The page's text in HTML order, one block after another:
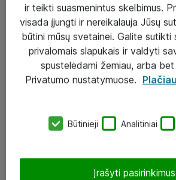
Sprendimai
Įgyvendinti projektai
Atea ekspertų patarimai verslui
eShop@atea.lt
ir teikti suasmenintus skelbimus.
visada įjungti ir nereikalauja Jūsų
būtini mūsų svetainei. Galite sutikti
privalomais slapukais ir valdyti
spustelėdami žemiau, arba
Privatumo nustatymuose.
Būtinieji Analitiniai
Įrašyti pasirinkimus